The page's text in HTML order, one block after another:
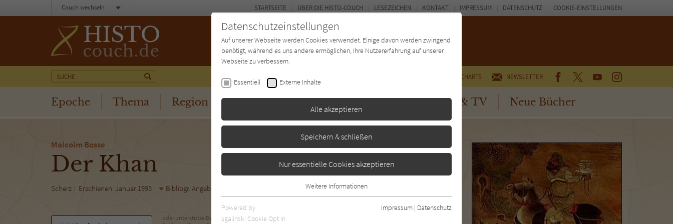
CHARTS NEWSLETTER FACEBOOKTWITTERYOUTUBEINSTAGRAM
Epoche Thema Region Buchtyp Autor*in Magazin Kino & TV Neue Bücher
STARTSEITE ÜBER DIE HISTO-COUCH LESEZEICHEN KONTAKT IMPRESSUM DATENSCHUTZ COOKIE-EINSTELLUNGEN
Couch wechseln
Malcolm Bosse
Der Khan
Scherz Erschienen: Januar 1995 Bibliogr. Angaben
oder unterstütze Deinen
Datenschutzeinstellungen
Auf unserer Webseite werden Cookies verwendet. Einige davon werden zwingend
benötigt, während es uns andere ermöglichen, Ihre Nutzererfahrung auf unserer
Webseite zu verbessern.
Essentiell Externe Inhalte
Alle akzeptieren
Speichern & schließen
Nur essentielle Cookies akzeptieren
Essentielle Cookies werden für grundlegende Funktionen der Webseite
benötigt. Dadurch ist gewährleistet, dass die Webseite einwandfrei
Weitere Informationen
Powered by
sgalinski Cookie Opt In
Impressum | Datenschutz